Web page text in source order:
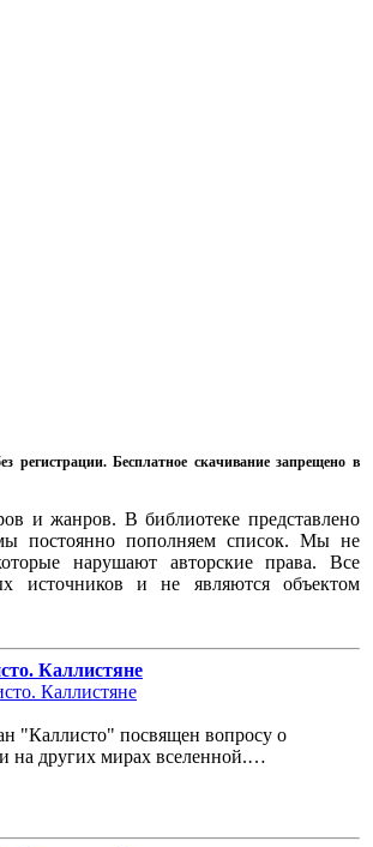
регистрации. Бесплатное скачивание запрещено в
и жанров. В библиотеке представлено
постоянно пополняем список. Мы не
нарушают авторские права. Все
источников и не являются объектом
Каллистяне
"Каллисто" посвящен вопросу о
на других мирах вселенной.…